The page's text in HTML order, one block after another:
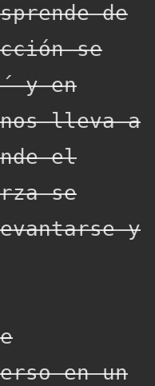
de
se
y en
lleva a
el
se
y
en un